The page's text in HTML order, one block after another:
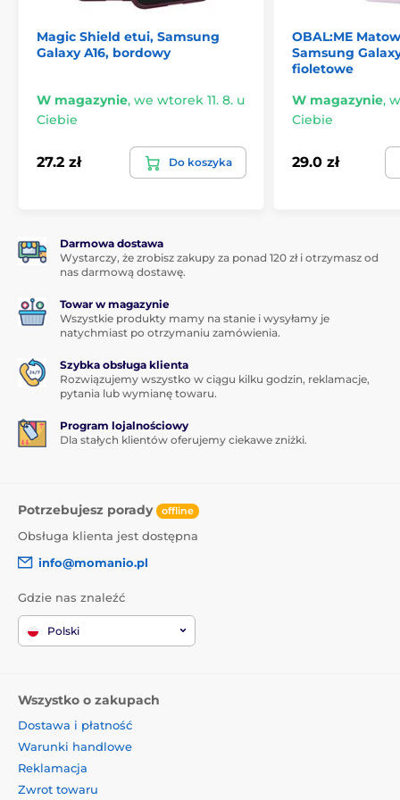
Magic Shield etui, Samsung
Galaxy A16, bordowy
W magazynie, we wtorek 11. 8. u
Ciebie
27.2 zł Do koszyka
OBAL:ME
Samsung
fioletowe
W magazynie,
Ciebie
29.0 zł
Darmowa dostawa
Wystarczy, że zrobisz zakupy za ponad 120 zł i otrzymasz od
nas darmową dostawę.
Towar w magazynie
Wszystkie produkty mamy na stanie i wysyłamy je
natychmiast po otrzymaniu zamówienia.
Szybka obsługa klienta
Rozwiązujemy wszystko w ciągu kilku godzin, reklamacje,
pytania lub wymianę towaru.
Program lojalnościowy
Dla stałych klientów oferujemy ciekawe zniżki.
Potrzebujesz porady offline
Obsługa klienta jest dostępna
info@momanio.pl
Gdzie nas znaleźć
Polski
Wszystko o zakupach
Dostawa i płatność
Warunki handlowe
Reklamacja
Zwrot towaru